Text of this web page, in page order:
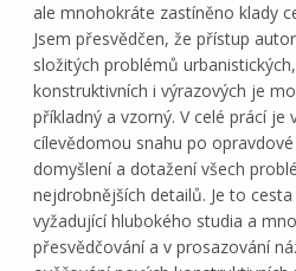
ale mnohokráte zastíněno klady
Jsem přesvědčen, že přístup
složitých problémů
konstruktivních i výrazových je
příkladný a vzorný. V celé prácí je
cílevědomou snahu po
domyšlení a dotažení všech
nejdrobnějších detailů. Je to
vyžadující hlubokého studia a
přesvědčování a v prosazování